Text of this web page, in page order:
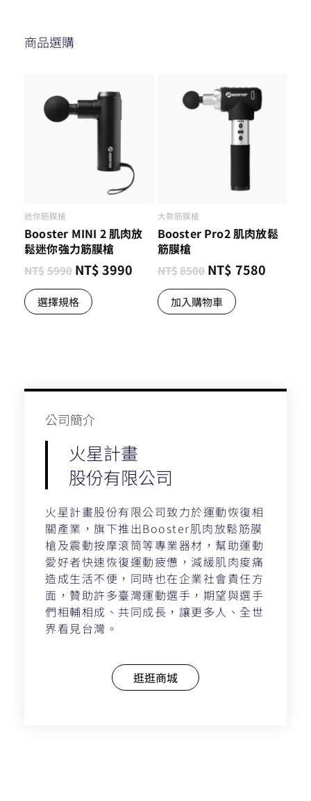
商品選購
迷你筋膜槍
Booster MINI 2 肌肉放
鬆迷你強力筋膜槍
NT$5990 NT$ 3990
選擇規格
大款筋膜槍
Booster Pro2 肌肉放鬆
筋膜槍
NT$8500 NT$ 7580
加入購物車
公司簡介​
火星計畫
股份有限公司
火星計畫股份有限公司致力於運動恢復相
關產業，旗下推出Booster肌肉放鬆筋膜
槍及震動按摩滾筒等專業器材，幫助運動
愛好者快速恢復運動疲憊，減緩肌肉痠痛
造成生活不便，同時也在企業社會責任方
面，贊助許多臺灣運動選手，期望與選手
們相輔相成、共同成長，讓更多人、全世
界看見台灣。
逛逛商城